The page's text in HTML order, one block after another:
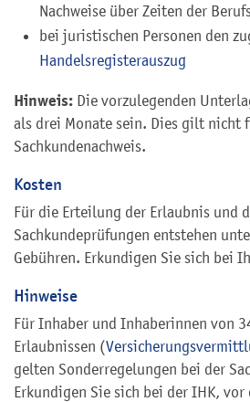
Nachweise über Zeiten der
bei juristischen Personen den
Handelsregisterauszug
Hinweis: Die vorzulegenden
als drei Monate sein. Dies gilt nicht
Sachkundenachweis.
Kosten
Für die Erteilung der Erlaubnis und
Sachkundeprüfungen entstehen
Gebühren. Erkundigen Sie sich bei
Hinweise
Für Inhaber und Inhaberinnen von
Erlaubnissen (
gelten Sonderregelungen bei der
Erkundigen Sie sich bei der IHK,